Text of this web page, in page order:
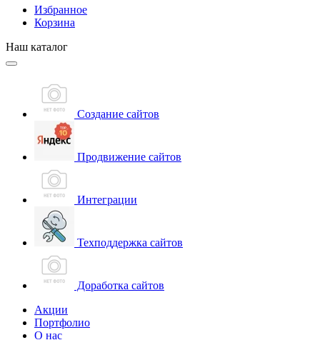
Избранное
Корзина
Наш каталог
Создание сайтов
Продвижение сайтов
Интеграции
Техподдержка сайтов
Доработка сайтов
Акции
Портфолио
О нас